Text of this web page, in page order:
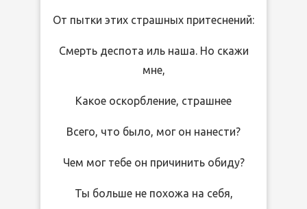
От пытки этих страшных притеснений:
Смерть деспота иль наша. Но скажи
мне,
Какое оскорбление, страшнее
Всего, что было, мог он нанести?
Чем мог тебе он причинить обиду?
Ты больше не похожа на себя,